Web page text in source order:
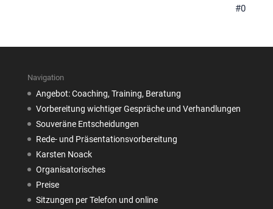
#0
Navigation
Angebot: Coaching, Training, Beratung
Vorbereitung wichtiger Gespräche und Verhandlungen
Souveräne Entscheidungen
Rede- und Präsentationsvorbereitung
Karsten Noack
Organisatorisches
Preise
Sitzungen per Telefon und online